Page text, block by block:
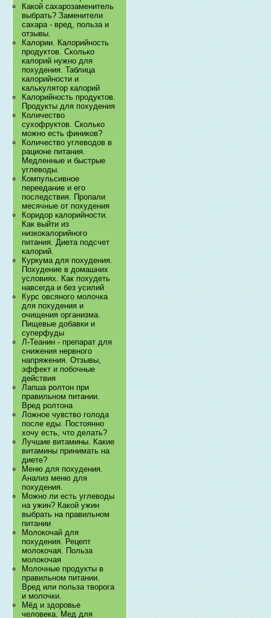
Какой сахарозаменитель
выбрать? Заменители
сахара - вред, польза и
отзывы.
Калории. Калорийность
продуктов. Сколько
калорий нужно для
похудения. Таблица
калорийности и
калькулятор калорий
Калорийность продуктов.
Продукты для похудения
Количество
сухофруктов. Сколько
можно есть фиников?
Количество углеводов в
рационе питания.
Медленные и быстрые
углеводы.
Компульсивное
переедание и его
последствия. Пропали
месячные от похудения
Коридор калорийности.
Как выйти из
низкокалорийного
питания. Диета подсчет
калорий.
Куркума для похудения.
Похудение в домашних
условиях. Как похудеть
навсегда и без усилий
Курс овсяного молочка
для похудения и
очищения организма.
Пищевые добавки и
суперфуды
Л-Теанин - препарат для
снижения нервного
напряжения. Отзывы,
эффект и побочные
действия
Лапша ролтон при
правильном питании.
Вред ролтона
Ложное чувство голода
после еды. Постоянно
хочу есть, что делать?
Лучшие витамины. Какие
витамины принимать на
диете?
Меню для похудения.
Анализ меню для
похудения.
Можно ли есть углеводы
на ужин? Какой ужин
выбрать на правильном
питании
Молокочай для
похудения. Рецепт
молокочая. Польза
молокочая
Молочные продукты в
правильном питании.
Вред или польза творога
и молочки.
Мёд и здоровье
человека. Мед для